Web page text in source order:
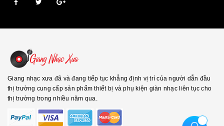
Giang nhạc xưa đã và đang tiếp tục khẳng định vị trí của người dẫn đầu
thị trường cung cấp sản phẩm thiết bị và phụ kiện giàn nhạc liên tục cho
thị trường trong nhiều năm qua.